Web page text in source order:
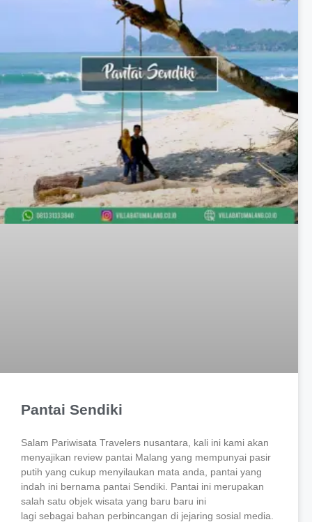
Pantai Sendiki
Salam Pariwisata Travelers nusantara, kali ini kami akan
menyajikan review pantai Malang yang mempunyai pasir
putih yang cukup menyilaukan mata anda, pantai yang
indah ini bernama pantai Sendiki. Pantai ini merupakan
salah satu objek wisata yang baru baru ini
lagi sebagai bahan perbincangan di jejaring sosial media.